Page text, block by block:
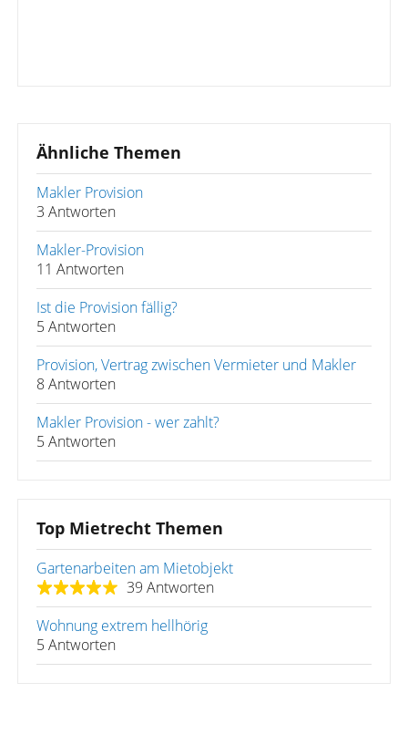
Ähnliche Themen
Makler Provision
3 Antworten
Makler-Provision
11 Antworten
Ist die Provision fällig?
5 Antworten
Provision, Vertrag zwischen Vermieter und Makler
8 Antworten
Makler Provision - wer zahlt?
5 Antworten
Top Mietrecht Themen
Gartenarbeiten am Mietobjekt
39 Antworten
Wohnung extrem hellhörig
5 Antworten